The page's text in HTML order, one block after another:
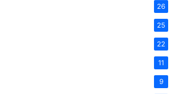
26
25
22
11
9